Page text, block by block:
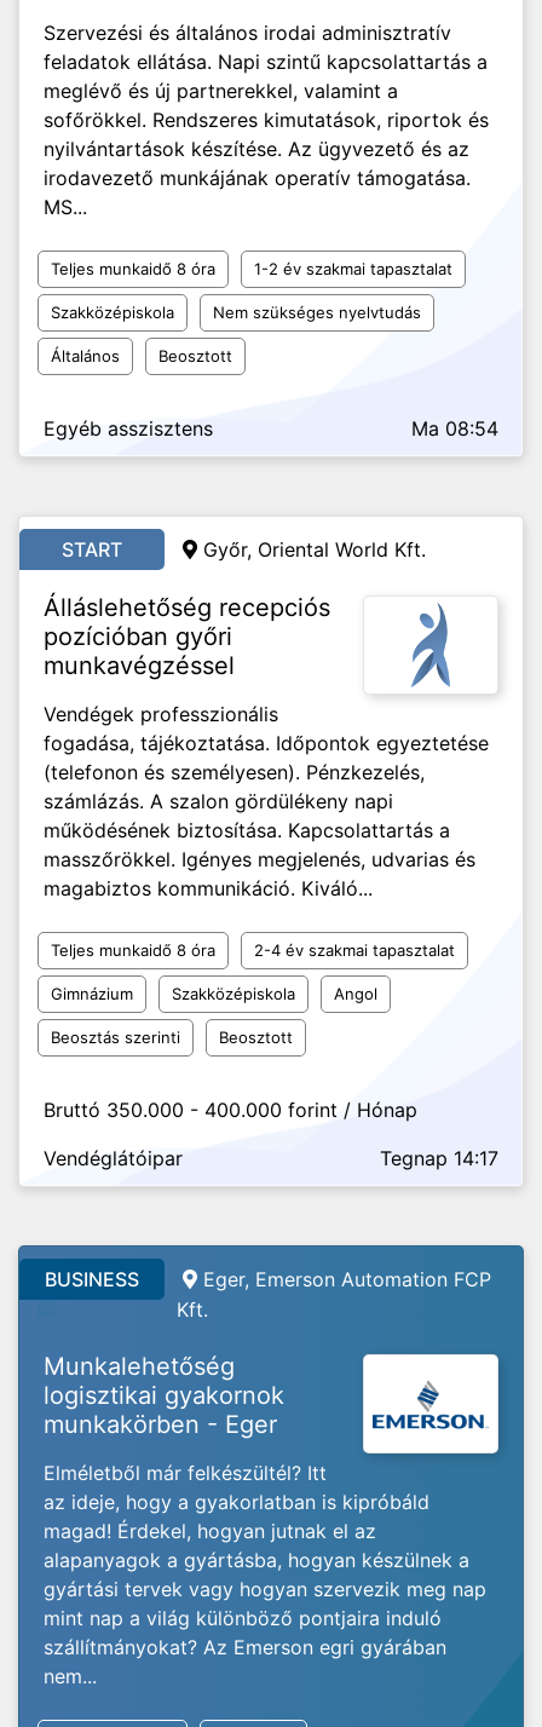
Szervezési és általános irodai adminisztratív
feladatok ellátása. Napi szintű kapcsolattartás a
meglévő és új partnerekkel, valamint a
sofőrökkel. Rendszeres kimutatások, riportok és
nyilvántartások készítése. Az ügyvezető és az
irodavezető munkájának operatív támogatása.
MS...
Teljes munkaidő 8 óra 1-2 év szakmai tapasztalat
Szakközépiskola Nem szükséges nyelvtudás
Általános Beosztott
Egyéb asszisztens Ma 08:54
START Győr, Oriental World Kft.
Álláslehetőség recepciós
pozícióban győri
munkavégzéssel
Vendégek professzionális
fogadása, tájékoztatása. Időpontok egyeztetése
(telefonon és személyesen). Pénzkezelés,
számlázás. A szalon gördülékeny napi
működésének biztosítása. Kapcsolattartás a
masszőrökkel. Igényes megjelenés, udvarias és
magabiztos kommunikáció. Kiváló...
Teljes munkaidő 8 óra 2-4 év szakmai tapasztalat
Gimnázium Szakközépiskola Angol
Beosztás szerinti Beosztott
Bruttó 350.000 - 400.000 forint / Hónap
Vendéglátóipar
Tegnap 14:17
BUSINESS
Eger, Emerson Automation FCP
Kft.
Munkalehetőség
logisztikai gyakornok
munkakörben - Eger
Elméletből már felkészültél? Itt
az ideje, hogy a gyakorlatban is kipróbáld
magad! Érdekel, hogyan jutnak el az
alapanyagok a gyártásba, hogyan készülnek a
gyártási tervek vagy hogyan szervezik meg nap
mint nap a világ különböző pontjaira induló
szállítmányokat? Az Emerson egri gyárában
nem...